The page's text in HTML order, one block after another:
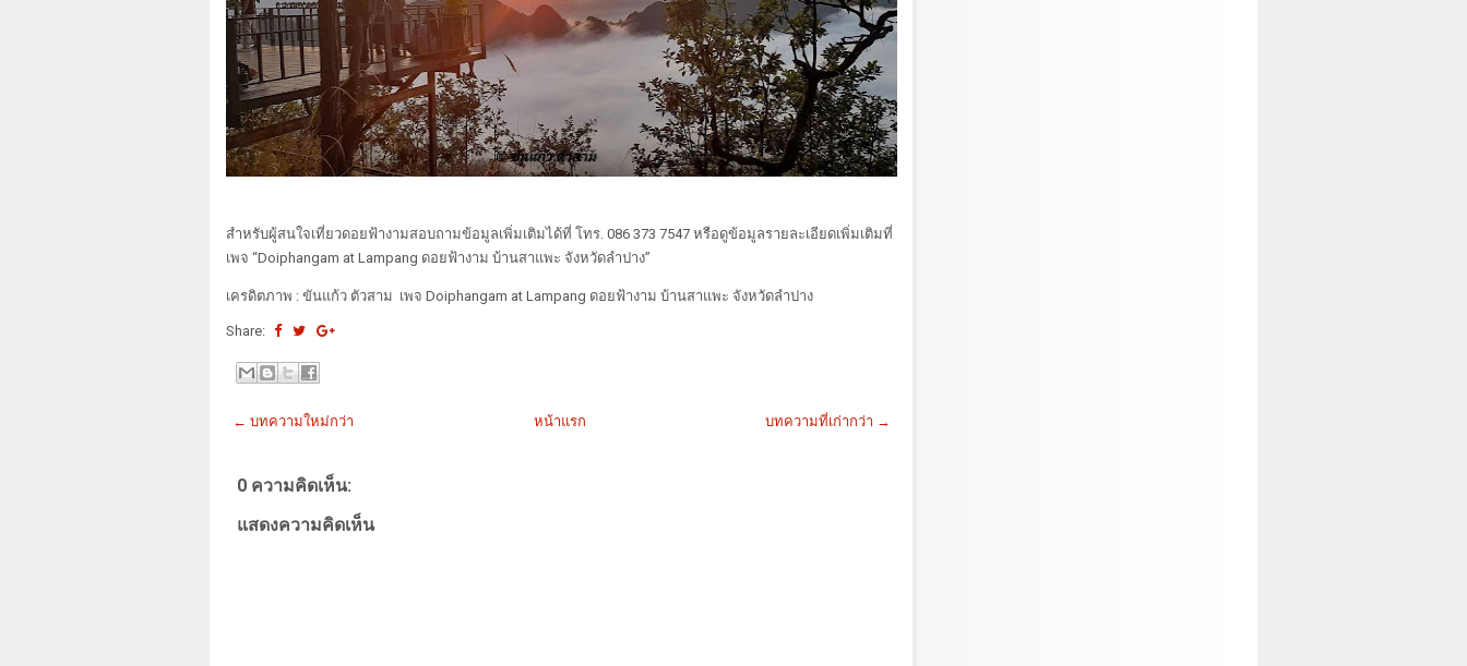
สำหรับผู้สนใจเที่ยวดอยฟ้างามสอบถามข้อมูลเพิ่มเติมได้ที่ โทร. 086 373 7547 หรือดูข้อมูลรายละเอียดเพิ่มเติมที่
เพจ “Doiphangam at Lampang ดอยฟ้างาม บ้านสาแพะ จังหวัดลำปาง”
เครดิตภาพ : ขันแก้ว ตัวสาม เพจ Doiphangam at Lampang ดอยฟ้างาม บ้านสาแพะ จังหวัดลำปาง
Share:
← บทความใหม่กว่า บทความที่เก่ากว่า →
หน้าแรก
0 ความคิดเห็น:
แสดงความคิดเห็น